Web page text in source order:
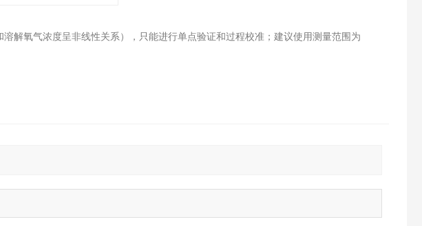
解氧气浓度呈非线性关系），只能进行单点验证和过程校准；建议使用测量范围为